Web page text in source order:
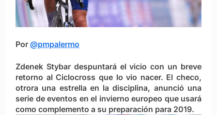
Por @pmpalermo
Zdenek Stybar despuntará el vicio con un breve
retorno al Ciclocross que lo vio nacer. El checo,
otrora una estrella en la disciplina, anunció una
serie de eventos en el invierno europeo que usará
como complemento a su preparación para 2019.